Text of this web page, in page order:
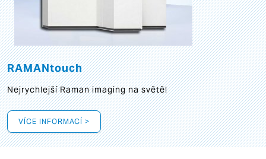
RAMANtouch
Nejrychlejší Raman imaging na světě!
VÍCE INFORMACÍ >